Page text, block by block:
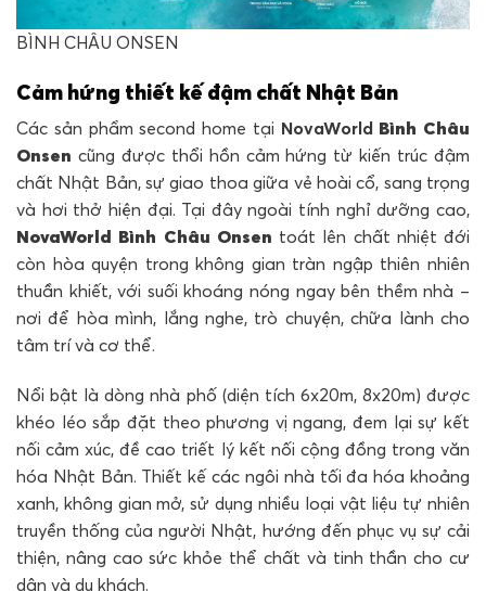
BÌNH CHÂU ONSEN
Cảm hứng thiết kế đậm chất Nhật Bản
Các sản phẩm second home tại NovaWorld Bình Châu
Onsen cũng được thổi hồn cảm hứng từ kiến trúc đậm
chất Nhật Bản, sự giao thoa giữa vẻ hoài cổ, sang trọng
và hơi thở hiện đại. Tại đây ngoài tính nghỉ dưỡng cao,
NovaWorld Bình Châu Onsen toát lên chất nhiệt đới
còn hòa quyện trong không gian tràn ngập thiên nhiên
thuần khiết, với suối khoáng nóng ngay bên thềm nhà –
nơi để hòa mình, lắng nghe, trò chuyện, chữa lành cho
tâm trí và cơ thể.
Nổi bật là dòng nhà phố (diện tích 6x20m, 8x20m) được
khéo léo sắp đặt theo phương vị ngang, đem lại sự kết
nối cảm xúc, đề cao triết lý kết nối cộng đồng trong văn
hóa Nhật Bản. Thiết kế các ngôi nhà tối đa hóa khoảng
xanh, không gian mở, sử dụng nhiều loại vật liệu tự nhiên
truyền thống của người Nhật, hướng đến phục vụ sự cải
thiện, nâng cao sức khỏe thể chất và tinh thần cho cư
dân và du khách.